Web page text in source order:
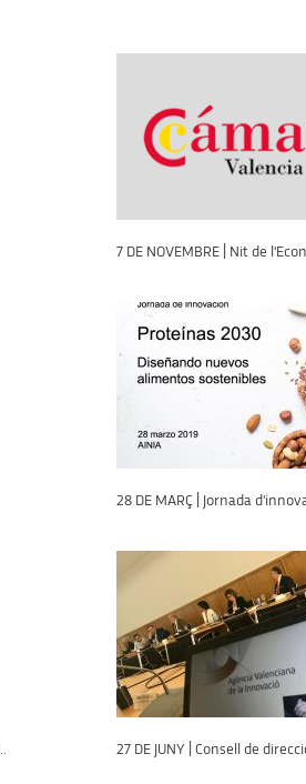
7 DE NOVEMBRE | Nit de
28 DE MARÇ | Jornada
27 DE JUNY | Consell de